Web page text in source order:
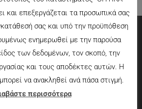
Πληροφορίες
Τρόποι πληρωμής
Τρόποι αποστολής
επιστροφών
και επεξεργάζεται τα προσωπικά σας
σας και υπό την προϋπόθεση
ενημερωθεί με την παρούσα
των δεδομένων, τον σκοπό, την
και τους αποδέκτες αυτών. Η
να ανακληθεί ανά πάσα στιγμή.
περισσότερα